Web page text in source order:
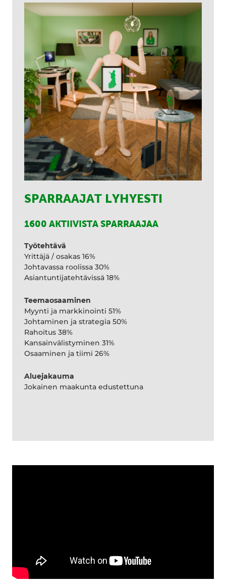
SPARRAAJAT LYHYESTI
1600 AKTIIVISTA SPARRAAJAA
Työtehtävä
Yrittäjä / osakas 16%
Johtavassa roolissa 30%
Asiantuntijatehtävissä 18%
Teemaosaaminen
Myynti ja markkinointi 51%
Johtaminen ja strategia 50%
Rahoitus 38%
Kansainvälistyminen 31%
Osaaminen ja tiimi 26%
Aluejakauma
Jokainen maakunta edustettuna